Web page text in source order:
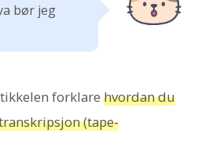
bør jeg
forklare hvordan du
(tape-